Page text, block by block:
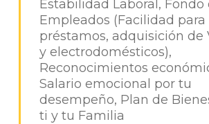
Estabilidad Laboral, Fondo
Empleados (Facilidad para
préstamos, adquisición de
y electrodomésticos),
Reconocimientos
Salario emocional por tu
desempeño, Plan de
ti y tu Familia